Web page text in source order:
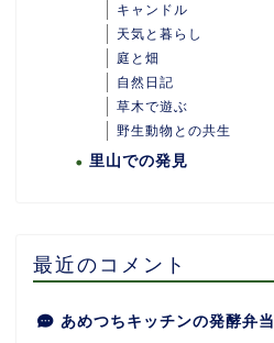
キャンドル
天気と暮らし
庭と畑
自然日記
草木で遊ぶ
野生動物との共生
里山での発見
最近のコメント
あめつちキッチンの発酵弁当